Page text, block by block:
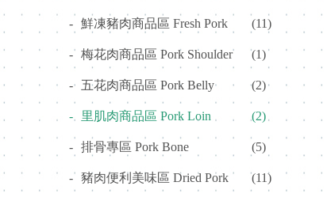
- 鮮凍豬肉商品區 Fresh Pork (11)
- 梅花肉商品區 Pork Shoulder (1)
- 五花肉商品區 Pork Belly (2)
- 里肌肉商品區 Pork Loin (2)
- 排骨專區 Pork Bone (5)
- 豬肉便利美味區 Dried Pork (11)